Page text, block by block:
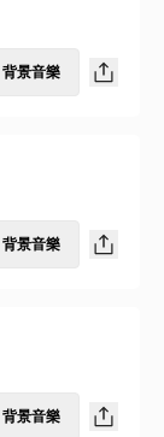
背景音樂
背景音樂
背景音樂